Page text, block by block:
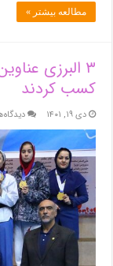
مطالعه بیشتر »
۳ البرزی
کسب کردند
دی ۱۹, ۱۴۰۱